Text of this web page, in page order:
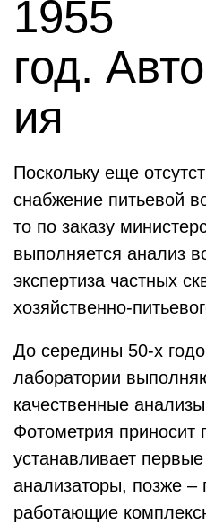
1955
год.
ия
Поскольку еще
снабжение питьевой
то по заказу
выполняется анализ
экспертиза частных
хозяйственно-
До середины 50-х
лаборатории
качественные
Фотометрия приносит
устанавливает
анализаторы, позже –
работающие